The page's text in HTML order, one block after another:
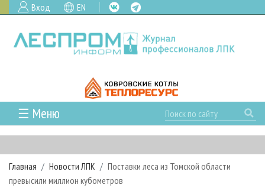
Вход EN
☰ Меню
ГЛАВНАЯ
РУБРИКИ И ТЕМЫ
РУБРИКИ ЖУРНАЛА
НОВОСТИ
Главная Новости ЛПК
Поставки леса из Томской области
превысили миллион кубометров